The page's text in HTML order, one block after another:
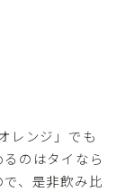
レンジ」でも
のはタイなら
、是非飲み比